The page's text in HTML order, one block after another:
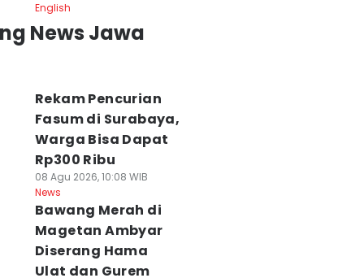
English
News Jawa
Rekam Pencurian
Fasum di Surabaya,
Warga Bisa Dapat
Rp300 Ribu
08 Agu 2026, 10:08 WIB
News
Bawang Merah di
Magetan Ambyar
Diserang Hama
Ulat dan Gurem